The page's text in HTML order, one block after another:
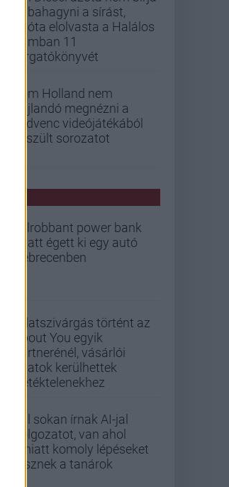
abbahagyni a sírást,
mióta elolvasta a Halálos
iramban 11
forgatókönyvét
Tom Holland nem
hajlandó megnézni a
kedvenc videójátékából
készült sorozatot
Felrobbant power bank
miatt égett ki egy autó
Debrecenben
Adatszivárgás történt az
About You egyik
partnerénél, vásárlói
adatok kerülhettek
illetéktelenekhez
Túl sokan írnak AI-jal
dolgozatot, van ahol
emiatt komoly lépéseket
tesznek a tanárok